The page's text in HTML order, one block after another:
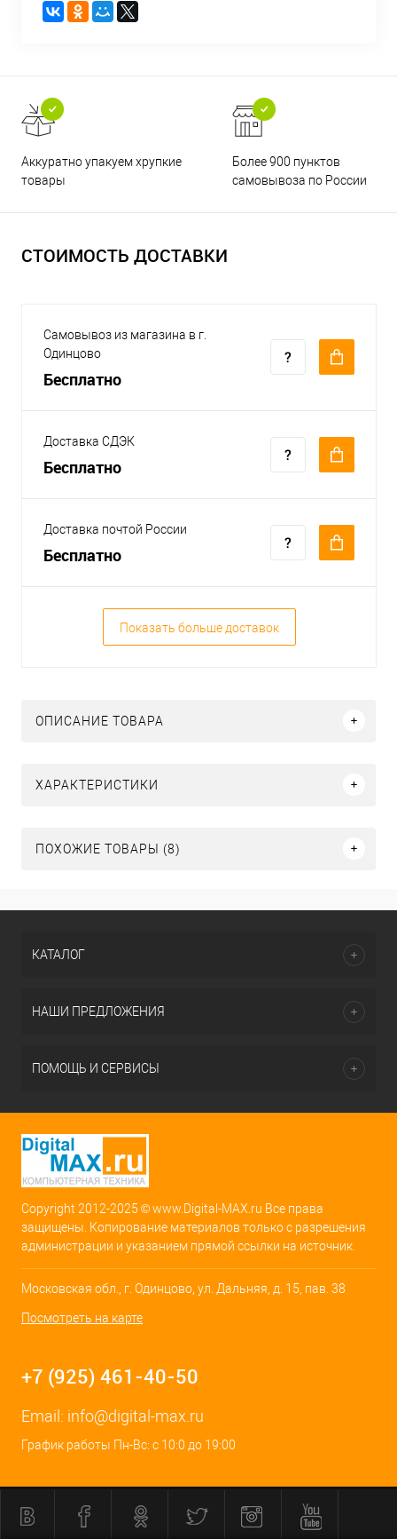
Аккуратно упакуем хрупкие
товары
Более 900 пунктов
самовывоза по России
СТОИМОСТЬ ДОСТАВКИ
Самовывоз из магазина в г.
Одинцово
Бесплатно
Доставка СДЭК
Бесплатно
Доставка почтой России
Бесплатно
Показать больше доставок
ОПИСАНИЕ ТОВАРА
ХАРАКТЕРИСТИКИ
ПОХОЖИЕ ТОВАРЫ (8)
КАТАЛОГ
НАШИ ПРЕДЛОЖЕНИЯ
ПОМОЩЬ И СЕРВИСЫ
Copyright 2012-2025 © www.Digital-MAX.ru Все права
защищены. Копирование материалов только с разрешения
администрации и указанием прямой ссылки на источник.
Московская обл., г. Одинцово, ул. Дальняя, д. 15, пав. 38
Посмотреть на карте
+7 (925) 461-40-50
Email: info@digital-max.ru
График работы Пн-Вс: с 10:0 до 19:00